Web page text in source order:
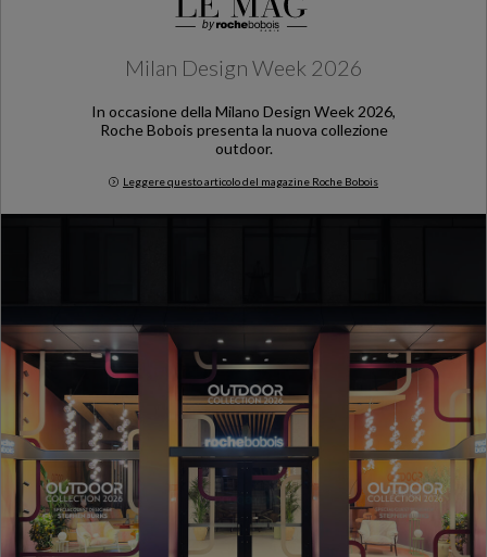
Milan Design Week 2026
In occasione della Milano Design Week 2026,
Roche Bobois presenta la nuova collezione
outdoor.
Leggere questo articolo del magazine Roche Bobois
Milan Design Week 2026